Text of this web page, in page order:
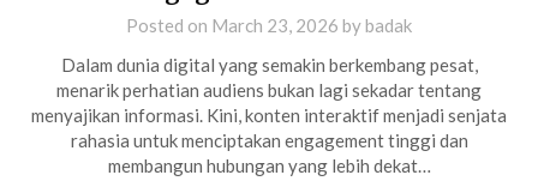
Posted on March 23, 2026 bybadak
Dalam dunia digital yang semakin berkembang pesat,
menarik perhatian audiens bukan lagi sekadar tentang
menyajikan informasi. Kini, konten interaktif menjadi senjata
rahasia untuk menciptakan engagement tinggi dan
membangun hubungan yang lebih dekat…